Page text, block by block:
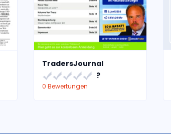
TradersJournal
?
0 Bewertungen